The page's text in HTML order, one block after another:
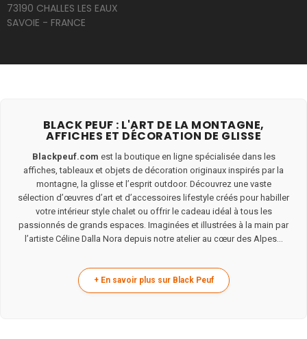
73190 CHALLES LES EAUX
SAVOIE - FRANCE
BLACK PEUF : L'ART DE LA MONTAGNE,
AFFICHES ET DÉCORATION DE GLISSE
Blackpeuf.com est la boutique en ligne spécialisée dans les
affiches, tableaux et objets de décoration originaux inspirés par la
montagne, la glisse et l’esprit outdoor. Découvrez une vaste
sélection d’œuvres d’art et d’accessoires lifestyle créés pour habiller
votre intérieur style chalet ou offrir le cadeau idéal à tous les
passionnés de grands espaces. Imaginées et illustrées à la main par
l’artiste Céline Dalla Nora depuis notre atelier au cœur des Alpes...